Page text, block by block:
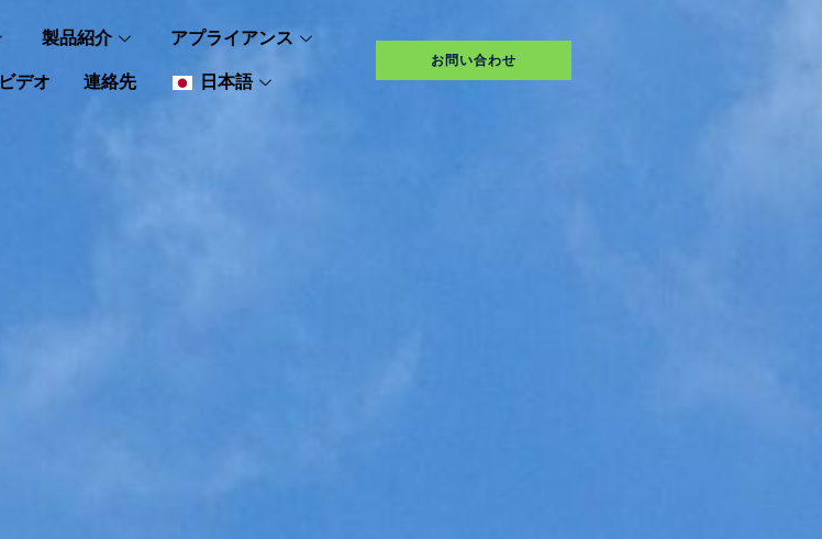
製品紹介 アプライアンス
ビデオ 連絡先 日本語
お問い合わせ